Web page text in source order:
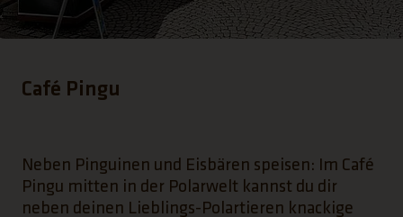
Café Pingu
Neben Pinguinen und Eisbären speisen: Im Café
Pingu mitten in der Polarwelt kannst du dir
neben deinen Lieblings-Polartieren knackige